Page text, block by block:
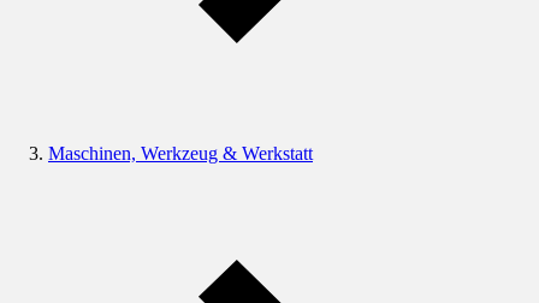
Maschinen, Werkzeug & Werkstatt